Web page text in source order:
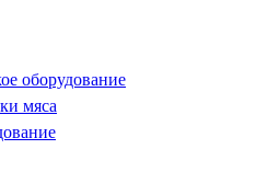
оборудование
мяса